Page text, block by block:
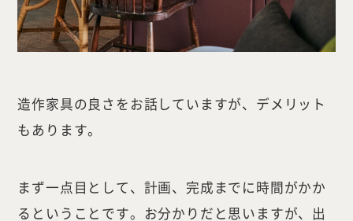
造作家具の良さをお話していますが、デメリット
もあります。
まず一点目として、計画、完成までに時間がかか
るということです。お分かりだと思いますが、出